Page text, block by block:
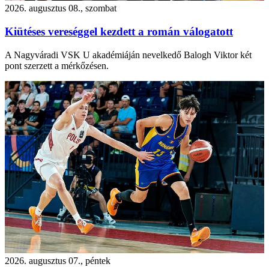
2026. augusztus 08., szombat
Kiütéses vereséggel kezdett a román válogatott
A Nagyváradi VSK U akadémiáján nevelkedő Balogh Viktor két
pont szerzett a mérkőzésen.
2026. augusztus 07., péntek